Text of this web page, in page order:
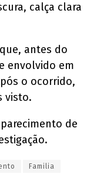
calça clara
antes do
envolvido em
o ocorrido,
visto.
de
Familia